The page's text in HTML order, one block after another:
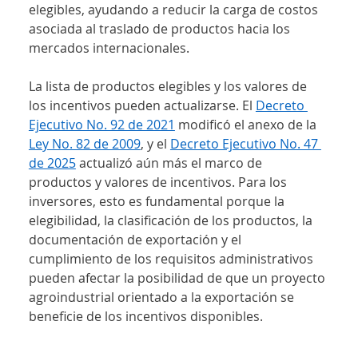
elegibles, ayudando a reducir la carga de costos
asociada al traslado de productos hacia los
mercados internacionales.
La lista de productos elegibles y los valores de
los incentivos pueden actualizarse. El Decreto
Ejecutivo No. 92 de 2021 modificó el anexo de la
Ley No. 82 de 2009, y el Decreto Ejecutivo No. 47
de 2025 actualizó aún más el marco de
productos y valores de incentivos. Para los
inversores, esto es fundamental porque la
elegibilidad, la clasificación de los productos, la
documentación de exportación y el
cumplimiento de los requisitos administrativos
pueden afectar la posibilidad de que un proyecto
agroindustrial orientado a la exportación se
beneficie de los incentivos disponibles.